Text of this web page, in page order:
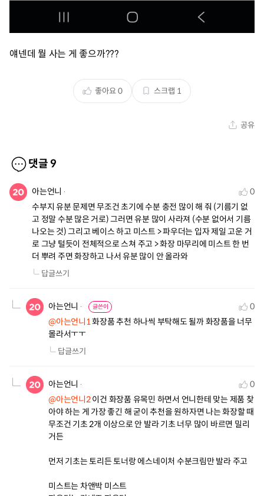
얘넨데 뭘 사는 게 좋으까???
좋아요0 스크랩 1
공유
댓글 9
아는언니
0
수부지 유분 문제면 무조건 초기에 수분 충전 많이 해 줘 (기름기 없
고 정말 수분 많은 거로) 그러면 유분 많이 사라져 (수분 없어서 기름
나오는 것) 그리고 베이스 하고 미스트 > 파우더는 입자 제일 고운 거
로 그냥 털듯이 전체적으로 스쳐 주고 > 화장 마무리에 미스트 한 번
더 뿌려 주면 화장하고 나서 유분 많이 안 올라와
답글쓰기
아는언니 글쓴이
0
@아는언니1 화장품 추천 하나씩 부탁해도 될까 화장품을 너무
몰라서ㅜㅜ
답글쓰기
아는언니
0
@아는언니2 이건 화장품 유목민 하면서 언니한테 맞는 제품 찾
아야 하는 게 가장 좋긴 해 굳이 추천을 원하자면 나는 화장할 때
무조건 기초 2개 이상으로 안 발라 기초 너무 많이 바르면 밀리
거든
먼저 기초는 토리든 토너랑 에스네이처 수분크림만 발라 주고
미스트는 차앤박 미스트